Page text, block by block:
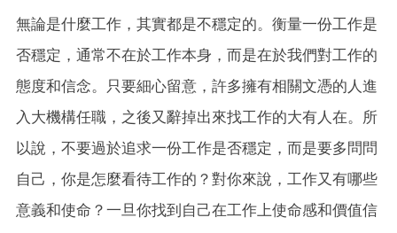
無論是什麼工作，其實都是不穩定的。衡量一份工作是
否穩定，通常不在於工作本身，而是在於我們對工作的
態度和信念。只要細心留意，許多擁有相關文憑的人進
入大機構任職，之後又辭掉出來找工作的大有人在。所
以說，不要過於追求一份工作是否穩定，而是要多問問
自己，你是怎麼看待工作的？對你來說，工作又有哪些
意義和使命？一旦你找到自己在工作上使命感和價值信